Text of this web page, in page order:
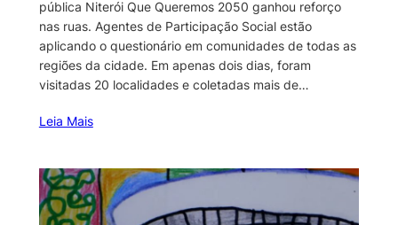
pública Niterói Que Queremos 2050 ganhou reforço
nas ruas. Agentes de Participação Social estão
aplicando o questionário em comunidades de todas as
regiões da cidade. Em apenas dois dias, foram
visitadas 20 localidades e coletadas mais de…
Leia Mais